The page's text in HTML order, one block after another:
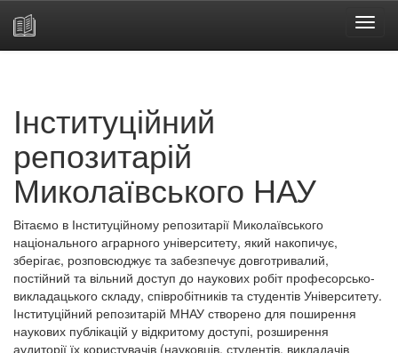
Інституційний
репозитарій
Миколаївського НАУ
Вітаємо в Інституційному репозитарії Миколаївського
національного аграрного університету, який накопичує,
зберігає, розповсюджує та забезпечує довготривалий,
постійний та вільний доступ до наукових робіт професорсько-
викладацького складу, співробітників та студентів Університету.
Інституційний репозитарій МНАУ створено для поширення
наукових публікацій у відкритому доступі, розширення
аудиторії їх користувачів (науковців, студентів, викладачів